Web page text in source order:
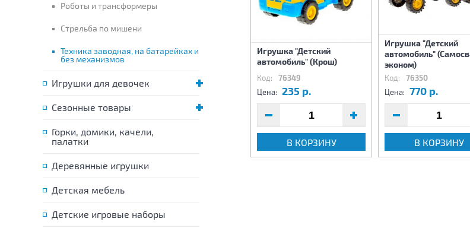
Роботы и трансформеры
Стрельба по мишени
Техника заводная, на батарейках и
без механизмов
Игрушки для девочек
Сезонные товары
Горки, домики, качели,
палатки
Деревянные игрушки
Детская мебель
Детские игровые наборы
Детский автомобиль
470 р.
В КОРЗИНУ
Грузовик
Игрушка "Детский
автомобиль" (Крош)
Код: 76349
Цена: 235 р.
В КОРЗИНУ
Игрушка "Детский
автомобиль"
эконом)
Код: 76350
Цена: 770 р.
В КОРЗИНУ